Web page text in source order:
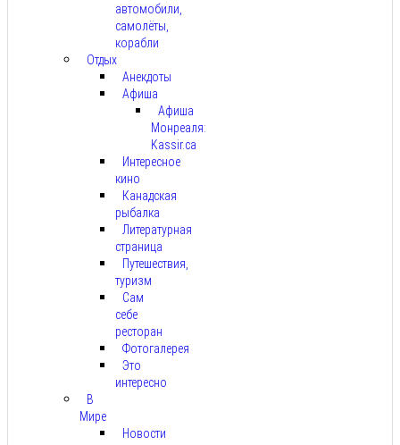
автомобили,
самолёты,
корабли
Отдых
Анекдоты
Афиша
Афиша
Монреаля:
Kassir.ca
Интересное
кино
Канадская
рыбалка
Литературная
страница
Путешествия,
туризм
Сам
себе
ресторан
Фотогалерея
Это
интересно
В
Мире
Новости